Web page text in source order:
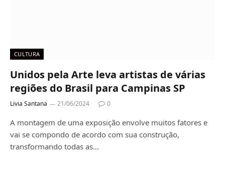
CULTURA
Unidos pela Arte leva artistas de várias
regiões do Brasil para Campinas SP
Livia Santana 21/06/2024 0
A montagem de uma exposição envolve muitos fatores e
vai se compondo de acordo com sua construção,
transformando todas as…